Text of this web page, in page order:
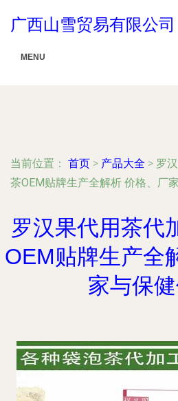
广西山雪贸易有限公司
MENU
当前位置： 首页 > 产品大全 > 罗
茶OEM贴牌生产全解析 价格、厂
罗汉果代用茶代
OEM贴牌生产全
家与保